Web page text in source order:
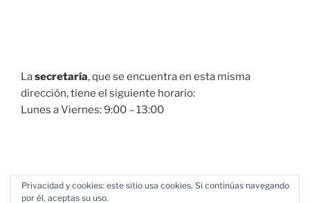
Lasecretaría, que se encuentra en esta misma
dirección, tiene el siguiente horario:
Lunes a Viernes: 9:00 – 13:00
Privacidad y cookies: este sitio usa cookies. Si continúas navegando
por él, aceptas su uso.